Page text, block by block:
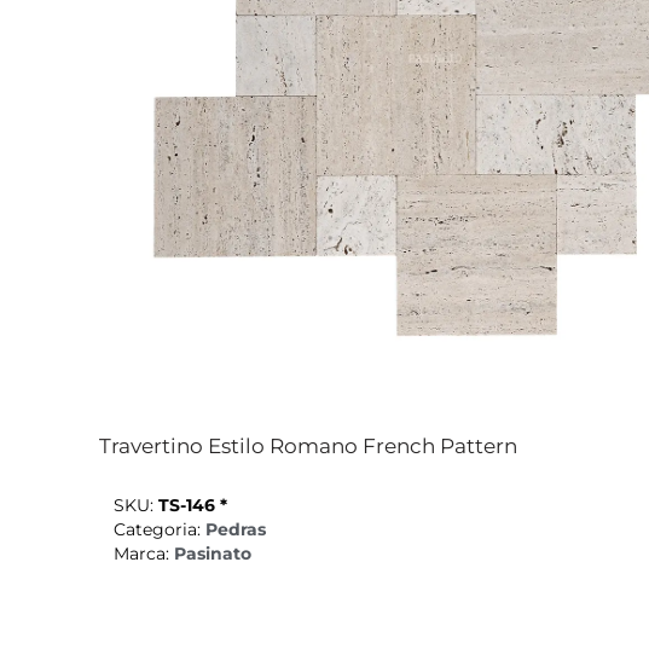
Travertino Estilo Romano French Pattern
SKU: TS-146 *
Categoria: Pedras
Marca: Pasinato